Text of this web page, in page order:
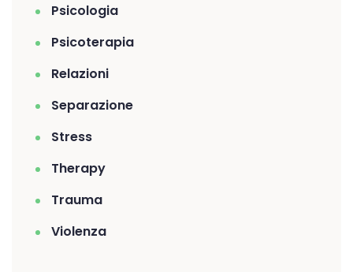
Psicologia
Psicoterapia
Relazioni
Separazione
Stress
Therapy
Trauma
Violenza